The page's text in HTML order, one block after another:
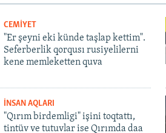
CEMİYET
"Er şeyni eki künde taşlap kettim".
Seferberlik qorqusı rusiyelilerni
kene memleketten quva
İNSAN AQLARI
"Qırım birdemligi" işini toqtattı,
tintüv ve tutuvlar ise Qırımda daa